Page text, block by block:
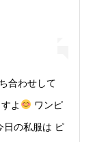
合わせして
よ
ワンピ
日の私服は ピ